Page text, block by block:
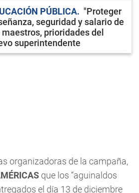
PÚBLICA
"Proteger
seguridad y salario de
maestros, prioridades del
superintendente
organizadoras de la campaña,
que los “aguinaldos
el día 13 de diciembre